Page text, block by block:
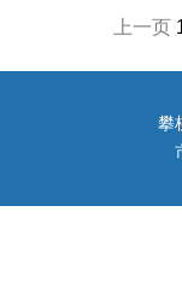
上一页
攀